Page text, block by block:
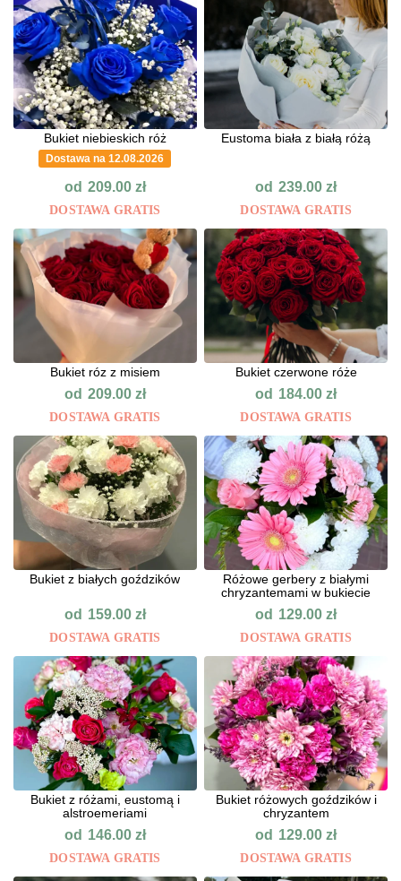
Bukiet niebieskich róż
Dostawa na 12.08.2026
od 209.00 zł
DOSTAWA GRATIS
Eustoma biała z białą różą
od 239.00zł
DOSTAWA GRATIS
Bukiet róz z misiem
od 209.00 zł
DOSTAWA GRATIS
Bukiet czerwone róże
od 184.00zł
DOSTAWA GRATIS
Bukiet z białych goździków
od 159.00 zł
DOSTAWA GRATIS
Różowe gerbery z białymi
chryzantemami w bukiecie
od 129.00zł
DOSTAWA GRATIS
Bukiet z różami, eustomą i
alstroemeriami
od 146.00 zł
DOSTAWA GRATIS
Bukiet różowych goździków i
chryzantem
od 129.00zł
DOSTAWA GRATIS